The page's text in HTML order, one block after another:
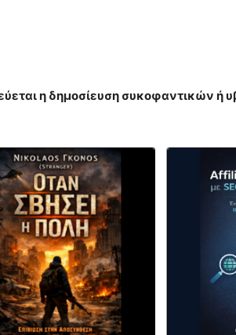
η δημοσίευση συκοφαντικών ή